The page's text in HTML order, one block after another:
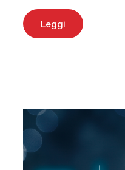
Leggi